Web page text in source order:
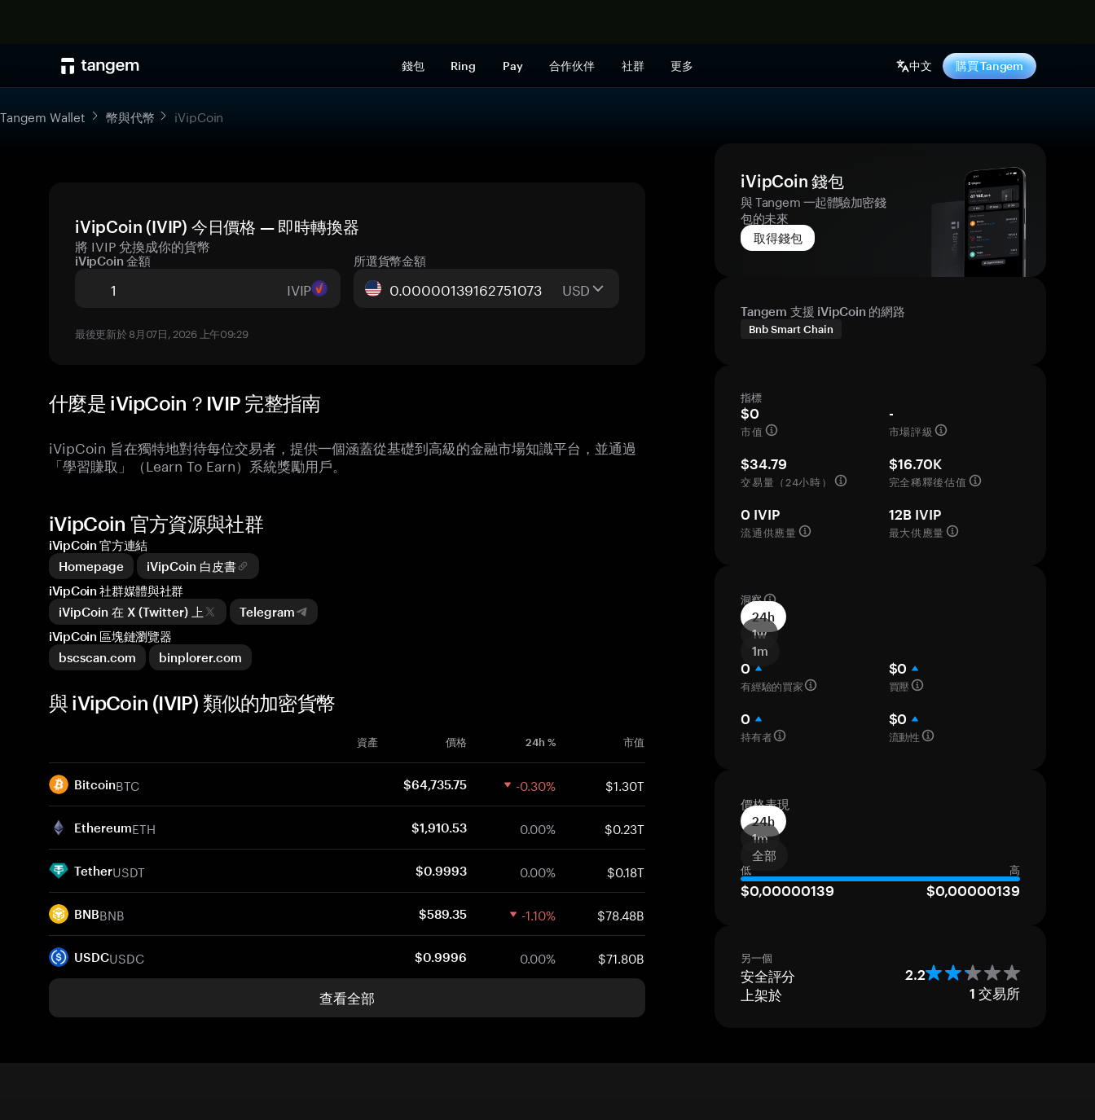
錢包 Ring Pay 合作伙伴 社群 更多 中文 購買 Tangem
Tangem Wallet 幣與代幣 iVipCoin
iVipCoin (IVIP) 今日價格 — 即時轉換器
將 IVIP 兌換成你的貨幣
iVipCoin 金額
IVIP
所選貨幣金額
USD
最後更新於 8月07日, 2026 上午09:29
什麼是 iVipCoin？IVIP 完整指南
iVipCoin 旨在獨特地對待每位交易者，提供一個涵蓋從基礎到高級的金融市場知識平台，並通過
「學習賺取」（Learn To Earn）系統獎勵用戶。
iVipCoin 錢包
與 Tangem 一起體驗加密錢
包的未來
取得錢包
Tangem 支援 iVipCoin 的網路
Bnb Smart Chain
指標
$0
市值
-
市場評級
$34.79
交易量（24小時）
$16.70K
完全稀釋後估值
0 IVIP
流通供應量
12B IVIP
最大供應量
洞察
24h
1w
1m
0
有經驗的買家
$0
買壓
0
持有者
$0
流動性
價格表現
24h
1m
全部
低 高
$0,00000139 $0,00000139
另一個
安全評分 2.2
上架於 1 交易所
iVipCoin 官方資源與社群
iVipCoin 官方連結
Homepage
iVipCoin 白皮書
iVipCoin 社群媒體與社群
iVipCoin 在 X (Twitter) 上
Telegram
iVipCoin 區塊鏈瀏覽器
bscscan.com
binplorer.com
與 iVipCoin (IVIP) 類似的加密貨幣
資產 價格 24h % 市值
BitcoinBTC $64,735.75 -0.30% $1.30T
EthereumETH $1,910.53 0.00% $0.23T
TetherUSDT $0.9993 0.00% $0.18T
BNBBNB $589.35 -1.10% $78.48B
USDCUSDC $0.9996 0.00% $71.80B
查看全部